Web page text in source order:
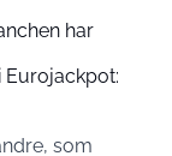
har
Eurojackpot:
som